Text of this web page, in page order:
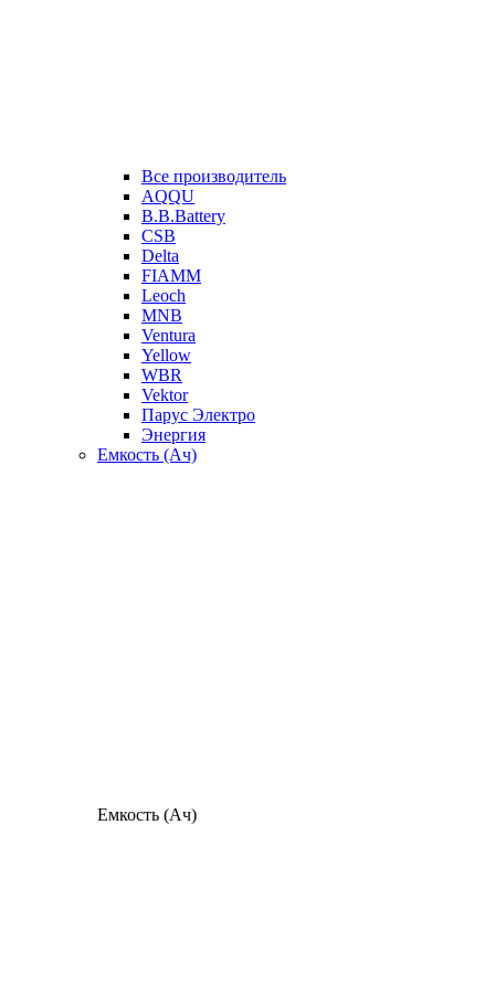
Все производитель
AQQU
B.B.Battery
CSB
Delta
FIAMM
Leoch
MNB
Ventura
Yellow
WBR
Vektor
Парус Электро
Энергия
Емкость (Ач)
Емкость (Ач)